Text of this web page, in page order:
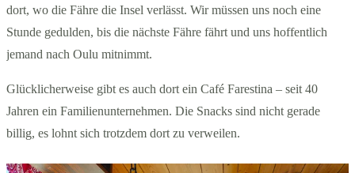
dort, wo die Fähre die Insel verlässt. Wir müssen uns noch eine
Stunde gedulden, bis die nächste Fähre fährt und uns hoffentlich
jemand nach Oulu mitnimmt.
Glücklicherweise gibt es auch dort ein Café Farestina – seit 40
Jahren ein Familienunternehmen. Die Snacks sind nicht gerade
billig, es lohnt sich trotzdem dort zu verweilen.